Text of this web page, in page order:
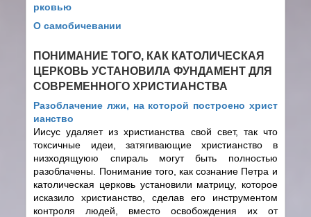
рковью
О самобичевании
ПОНИМАНИЕ ТОГО, КАК КАТОЛИЧЕСКАЯ
ЦЕРКОВЬ УСТАНОВИЛА ФУНДАМЕНТ ДЛЯ
СОВРЕМЕННОГО ХРИСТИАНСТВА
Разоблачение лжи, на которой построено христ
ианство
Иисус удаляет из христианства свой свет, так что
токсичные идеи, затягивающие христианство в
низходящуюю спираль могут быть полностью
разоблачены. Понимание того, как сознание Петра и
католическая церковь установили матрицу, которое
исказило христианство, сделав его инструментом
контроля людей, вместо освобождения их от